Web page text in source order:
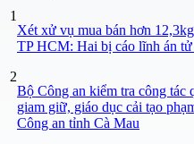
1
Xét xử vụ mua bán hơn
TP HCM: Hai bị cáo lĩnh án
2
Bộ Công an kiểm tra công tác
giam giữ, giáo dục cải tạo
Công an tỉnh Cà Mau